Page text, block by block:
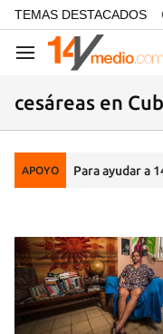
common.go-to-content
TEMAS DESTACADOS
Navegación
cesáreas en
APOYO Para ayudar a